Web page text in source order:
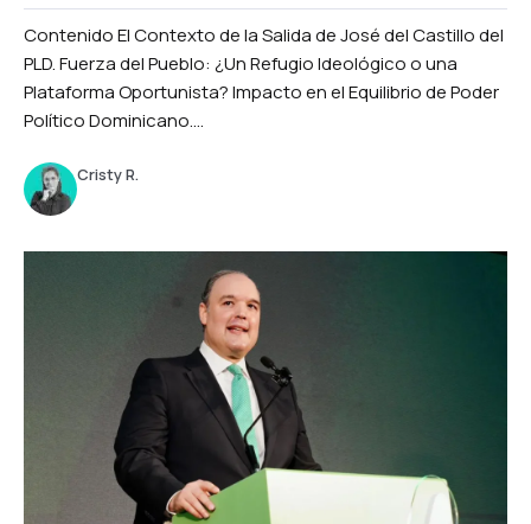
Contenido El Contexto de la Salida de José del Castillo del
PLD. Fuerza del Pueblo: ¿Un Refugio Ideológico o una
Plataforma Oportunista? Impacto en el Equilibrio de Poder
Político Dominicano....
Cristy R.